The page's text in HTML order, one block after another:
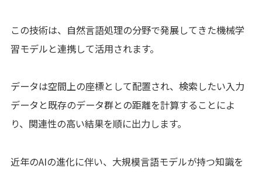
この技術は、自然言語処理の分野で発展してきた機械学
習モデルと連携して活用されます。
データは空間上の座標として配置され、検索したい入力
データと既存のデータ群との距離を計算することによ
り、関連性の高い結果を順に出力します。
近年のAIの進化に伴い、大規模言語モデルが持つ知識を